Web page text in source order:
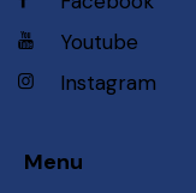
Youtube
Instagram
Menu